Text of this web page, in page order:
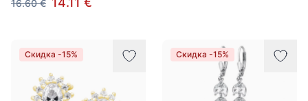
16.60 €
Скидка -15% Скидка -15%